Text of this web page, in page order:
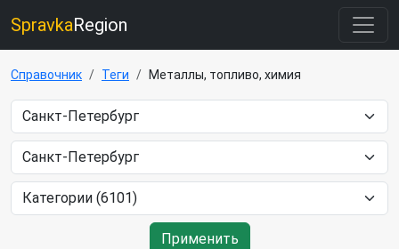
SpravkaRegion
Справочник Теги Металлы, топливо, химия
Применить